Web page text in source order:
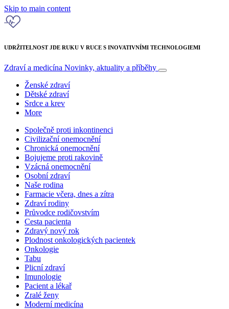
Skip to main content
UDRŽITELNOST JDE RUKU V RUCE S INOVATIVNÍMI TECHNOLOGIEMI
Zdraví a medicína Novinky, aktuality a příběhy
Ženské zdraví
Dětské zdraví
Srdce a krev
More
Společně proti inkontinenci
Civilizační onemocnění
Chronická onemocnění
Bojujeme proti rakovině
Vzácná onemocnění
Osobní zdraví
Naše rodina
Farmacie včera, dnes a zítra
Zdraví rodiny
Průvodce rodičovstvím
Cesta pacienta
Zdravý nový rok
Plodnost onkologických pacientek
Onkologie
Tabu
Plicní zdraví
Imunologie
Pacient a lékař
Zralé ženy
Moderní medicína